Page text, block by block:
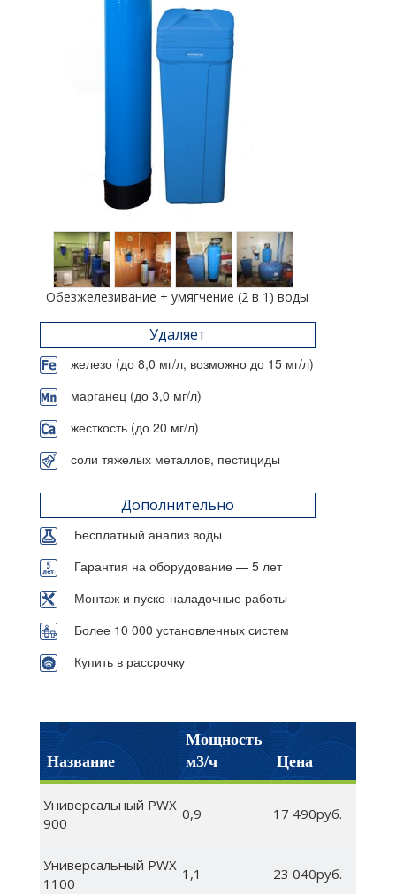
Обезжелезивание + умягчение (2 в 1) воды
Удаляет
железо (до 8,0 мг/л, возможно до 15 мг/л)
марганец (до 3,0 мг/л)
жесткость (до 20 мг/л)
соли тяжелых металлов, пестициды
Дополнительно
Бесплатный анализ воды
Гарантия на оборудование — 5 лет
Монтаж и пуско-наладочные работы
Более 10 000 установленных систем
Купить в рассрочку
Название
Мощность
м3/ч
Цена
Универсальный PWX
900
0,9 17 490руб.
Универсальный PWX
1100
1,1 23 040руб.